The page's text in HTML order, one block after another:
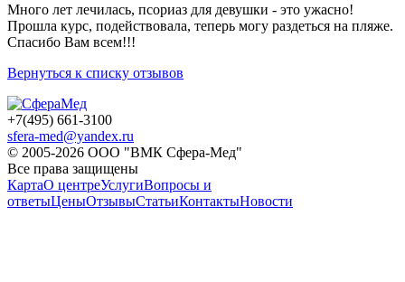
Много лет лечилась, псориаз для девушки - это ужасно!
Прошла курс, подействовала, теперь могу раздеться на пляже.
Спасибо Вам всем!!!
Вернуться к списку отзывов
+7(495) 661-3100
sfera-med@yandex.ru
© 2005-2026 ООО "ВМК Сфера-Мед"
Все права защищены
КартаО центреУслугиВопросы и
ответыЦеныОтзывыСтатьиКонтактыНовости